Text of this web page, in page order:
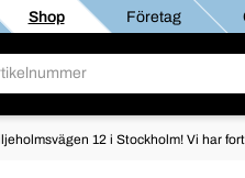
Shop Företag
12 i Stockholm! Vi har